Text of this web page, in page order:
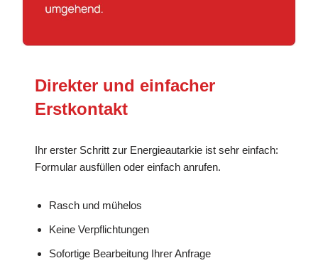
Direkter und einfacher
Erstkontakt
Ihr erster Schritt zur Energieautarkie ist sehr einfach:
Formular ausfüllen oder einfach anrufen.
Rasch und mühelos
Keine Verpflichtungen
Sofortige Bearbeitung Ihrer Anfrage